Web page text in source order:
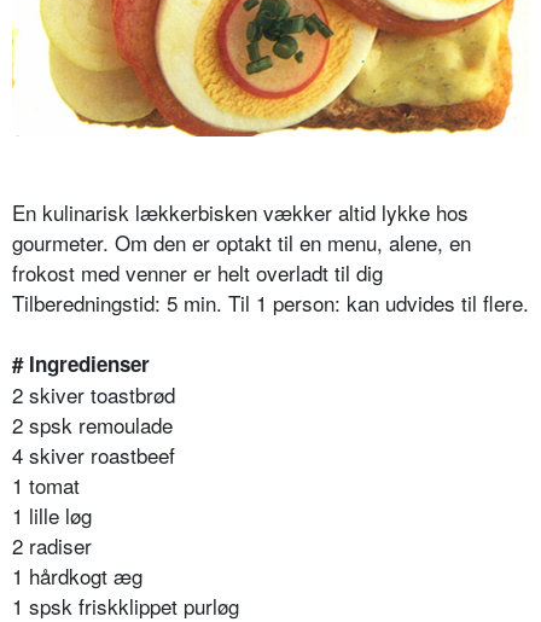
En kulinarisk lækkerbisken vækker altid lykke hos
gourmeter. Om den er optakt til en menu, alene, en
frokost med venner er helt overladt til dig
Tilberedningstid: 5 min. Til 1 person: kan udvides til flere.
# Ingredienser
2 skiver toastbrød
2 spsk remoulade
4 skiver roastbeef
1 tomat
1 lille løg
2 radiser
1 hårdkogt æg
1 spsk friskklippet purløg